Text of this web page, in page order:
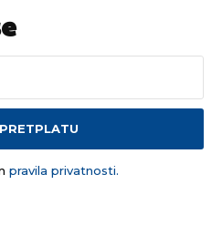
pravila privatnosti.